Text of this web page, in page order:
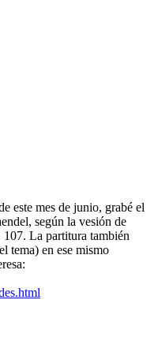
este mes de junio, grabé el
según la vesión de
La partitura también
tema) en ese mismo